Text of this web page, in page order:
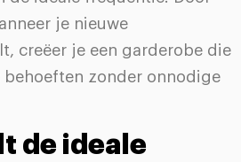
je nieuwe
creëer je een garderobe die
zonder onnodige
de ideale